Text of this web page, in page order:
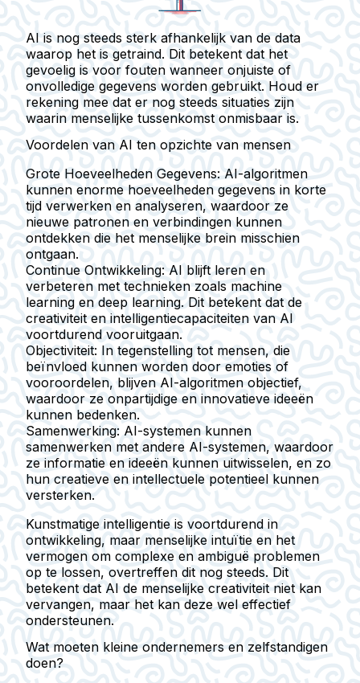
AI is nog steeds sterk afhankelijk van de data
waarop het is getraind. Dit betekent dat het
gevoelig is voor fouten wanneer onjuiste of
onvolledige gegevens worden gebruikt. Houd er
rekening mee dat er nog steeds situaties zijn
waarin menselijke tussenkomst onmisbaar is.
Voordelen van AI ten opzichte van mensen
Grote Hoeveelheden Gegevens: AI-algoritmen
kunnen enorme hoeveelheden gegevens in korte
tijd verwerken en analyseren, waardoor ze
nieuwe patronen en verbindingen kunnen
ontdekken die het menselijke brein misschien
ontgaan.
Continue Ontwikkeling: AI blijft leren en
verbeteren met technieken zoals machine
learning en deep learning. Dit betekent dat de
creativiteit en intelligentiecapaciteiten van AI
voortdurend vooruitgaan.
Objectiviteit: In tegenstelling tot mensen, die
beïnvloed kunnen worden door emoties of
vooroordelen, blijven AI-algoritmen objectief,
waardoor ze onpartijdige en innovatieve ideeën
kunnen bedenken.
Samenwerking: AI-systemen kunnen
samenwerken met andere AI-systemen, waardoor
ze informatie en ideeën kunnen uitwisselen, en zo
hun creatieve en intellectuele potentieel kunnen
versterken.
Kunstmatige intelligentie is voortdurend in
ontwikkeling, maar menselijke intuïtie en het
vermogen om complexe en ambiguë problemen
op te lossen, overtreffen dit nog steeds. Dit
betekent dat AI de menselijke creativiteit niet kan
vervangen, maar het kan deze wel effectief
ondersteunen.
Wat moeten kleine ondernemers en zelfstandigen
doen?